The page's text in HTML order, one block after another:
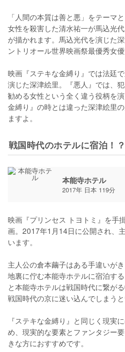
「人間の本質は善と悪」をテーマ
女性を殺害した清水祐一が馬込光
が描かれます。馬込光代を演じた
ントリオール世界映画祭最優秀女優
映画『ステキな金縛り』では法廷
演じた深津絵里。『悪人』では、
勧める女性という全く違う役柄を
金縛り』の時とは違った深津絵里
ますよ。
戦国時代のホテルに宿泊！
本能寺ホテル
2017年 日本 119分
映画『プリンセス トヨトミ』を手
画。2017年1月14日に公開され、
います。
主人公の倉本繭子はある手違いが
地裏に佇む本能寺ホテルに宿泊す
と本能寺ホテルは戦国時代に繋が
戦国時代の京に迷い込んでしまうと
『ステキな金縛り』と同じく現実
め、現実的な要素とファンタジー
きな方におすすめです。